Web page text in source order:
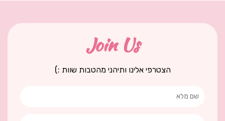
Join Us
הצטרפי אלינו ותיהני מהטבות שוות :)